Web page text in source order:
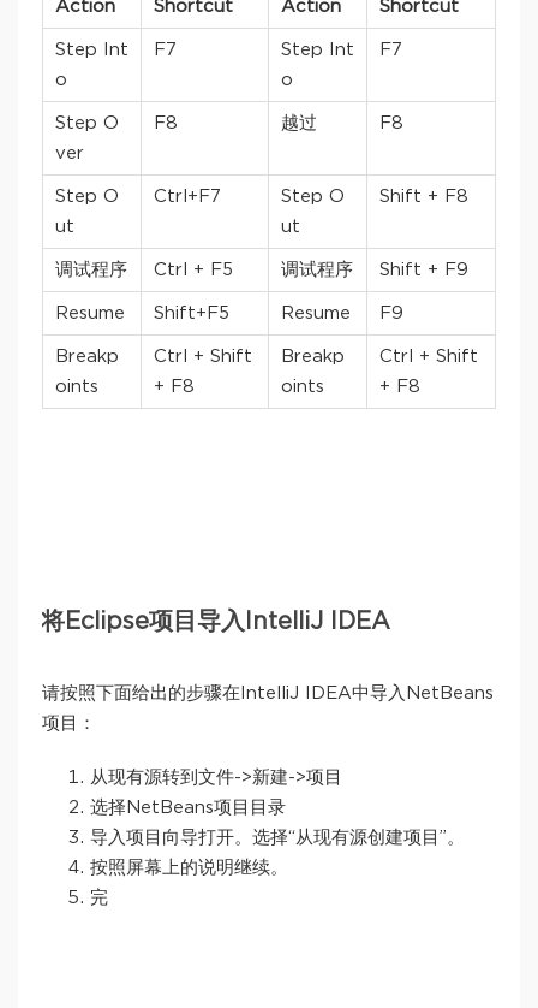
Action Shortcut Action Shortcut
Step Int
o
F7
Step Int
o
F7
Step O
ver
F8 越过 F8
Step O
ut
Ctrl+F7
Step O
ut
Shift + F8
调试程序 Ctrl + F5 调试程序 Shift + F9
Resume Shift+F5 Resume F9
Breakp
oints
Ctrl + Shift
+ F8
Breakp
oints
Ctrl + Shift
+ F8
将Eclipse项目导入IntelliJ IDEA
请按照下面给出的步骤在IntelliJ IDEA中导入NetBeans
项目：
从现有源转到文件->新建->项目
选择NetBeans项目目录
导入项目向导打开。选择“从现有源创建项目”。
按照屏幕上的说明继续。
完